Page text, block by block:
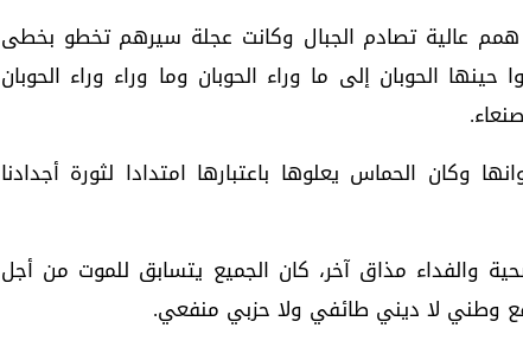
عالية تصادم الجبال وكانت عجلة سيرهم تخطو بخطى
الحوبان إلى ما وراء الحوبان وما وراء وراء الحوبان
وكان الحماس يعلوها باعتبارها امتدادا لثورة أجدادنا
والفداء مذاق آخر، كان الجميع يتسابق للموت من أجل
وطني لا ديني طائفي ولا حزبي منفعي.